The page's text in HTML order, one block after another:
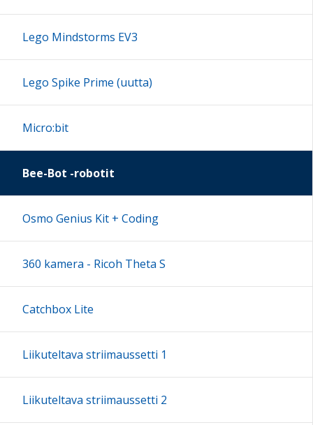
16:00
17:00
18:00
22:00
Lego Mindstorms EV3
Lego Spike Prime (uutta)
Micro:bit
Bee-Bot -robotit
Osmo Genius Kit + Coding
360 kamera - Ricoh Theta S
Catchbox Lite
Liikuteltava striimaussetti 1
Liikuteltava striimaussetti 2